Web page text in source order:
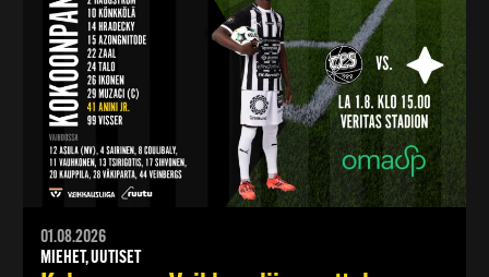
01.08.2026
MIEHET, UUTISET